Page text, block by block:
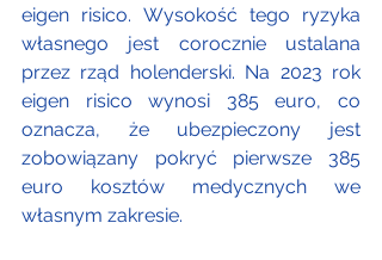
eigen risico. Wysokość tego ryzyka
własnego jest corocznie ustalana
przez rząd holenderski. Na 2023 rok
eigen risico wynosi 385 euro, co
oznacza, że ubezpieczony jest
zobowiązany pokryć pierwsze 385
euro kosztów medycznych we
własnym zakresie.